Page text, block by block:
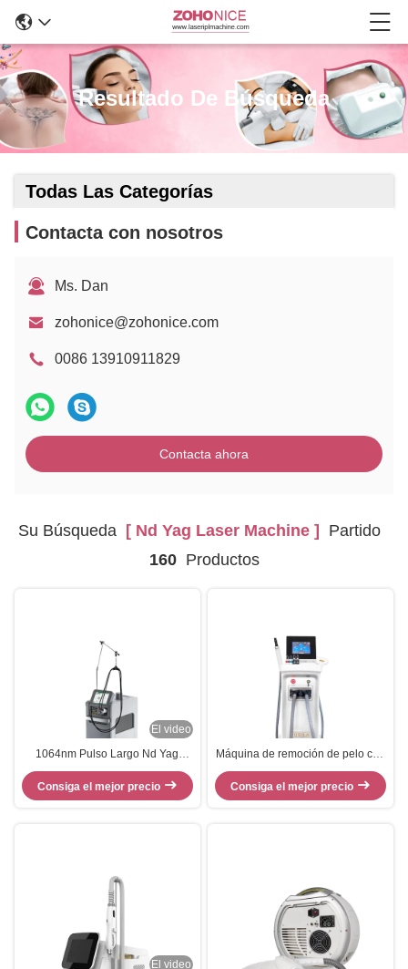
Resultado De Búsqueda
Todas Las Categorías
Contacta con nosotros
Ms. Dan
zohonice@zohonice.com
0086 13910911829
Contacta ahora
Su Búsqueda [ Nd Yag Laser Machine ]
Partido
160Productos
El video
1064nm Pulso Largo Nd Yag
Máquina láser de depilación
vascular depilación permanente
Consiga el mejor precio
Máquina de remoción de pelo con
láser Nd Yag vertical Máquina de
remoción de tatuajes de todos los
colores
Consiga el mejor precio
El video